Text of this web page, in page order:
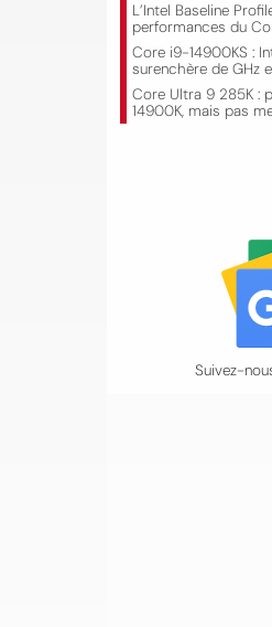
L’Intel Baseline
performances du
Core i9-14900KS :
surenchère de GHz
Core Ultra 9 285K :
14900K, mais pas
Suivez-